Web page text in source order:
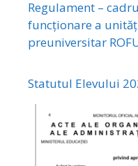
Regulament –
funcționare a
preuniversitar
Statutul Elevului